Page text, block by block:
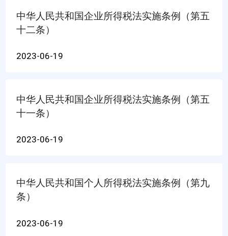
中华人民共和国企业所得税法实施条例（第五
十二条）
2023-06-19
中华人民共和国企业所得税法实施条例（第五
十一条）
2023-06-19
中华人民共和国个人所得税法实施条例（第九
条）
2023-06-19